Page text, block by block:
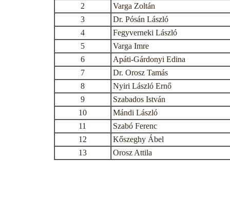
2
Varga Zoltán
3
Dr. Pósán László
4
Fegyverneki László
5
Varga Imre
6
Apáti-Gárdonyi Edina
7
Dr. Orosz Tamás
8
Nyiri László Ernő
9
Szabados István
10
Mándi László
11
Szabó Ferenc
12
Kőszeghy Ábel
13
Orosz Attila